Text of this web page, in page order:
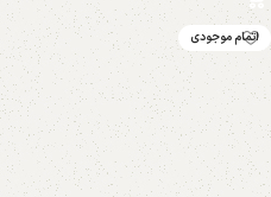
اتمام موجودی